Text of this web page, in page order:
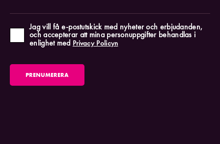
Jag vill få e-postutskick med nyheter och erbjudanden,
och accepterar att mina personuppgifter behandlas i
enlighet med Privacy Policyn
PRENUMERERA